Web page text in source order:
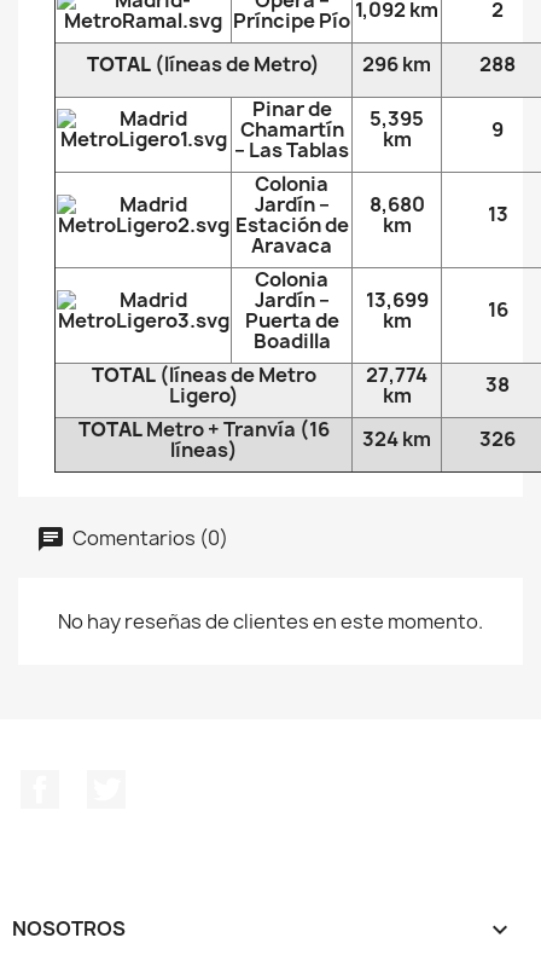
Príncipe Pío 1,092 km 2
TOTAL (líneas de Metro) 296 km
288
Pinar de
Chamartín
– Las Tablas
5,395
km 9
Colonia
Jardín –
Estación de
Aravaca
8,680
km 13
Colonia
Jardín –
Puerta de
Boadilla
13,699
km 16
TOTAL(líneas de Metro
Ligero)
27,774
km
38
TOTALMetro + Tranvía (16
líneas) 324 km 326
Comentarios (0)
No hay reseñas de clientes en este momento.
NOSOTROS 